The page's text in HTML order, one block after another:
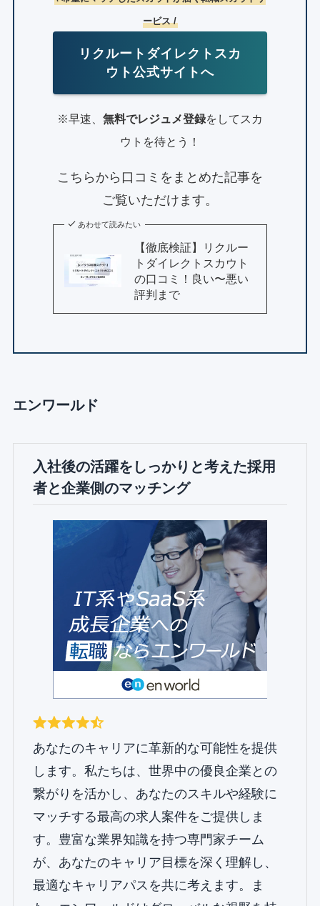
ービス /
リクルートダイレクトスカ
ウト公式サイトへ
※早速、 無料でレジュメ登録をしてスカ
ウトを待とう！
こちらから口コミをまとめた記事を
ご覧いただけます。
あわせて読みたい
【徹底検証】リクルー
トダイレクトスカウト
の口コミ！良い〜悪い
評判まで
エンワールド
入社後の活躍をしっかりと考えた採用
者と企業側のマッチング
あなたのキャリアに革新的な可能性を提供
します。私たちは、世界中の優良企業との
繋がりを活かし、あなたのスキルや経験に
マッチする最高の求人案件をご提供しま
す。豊富な業界知識を持つ専門家チーム
が、あなたのキャリア目標を深く理解し、
最適なキャリアパスを共に考えます。ま